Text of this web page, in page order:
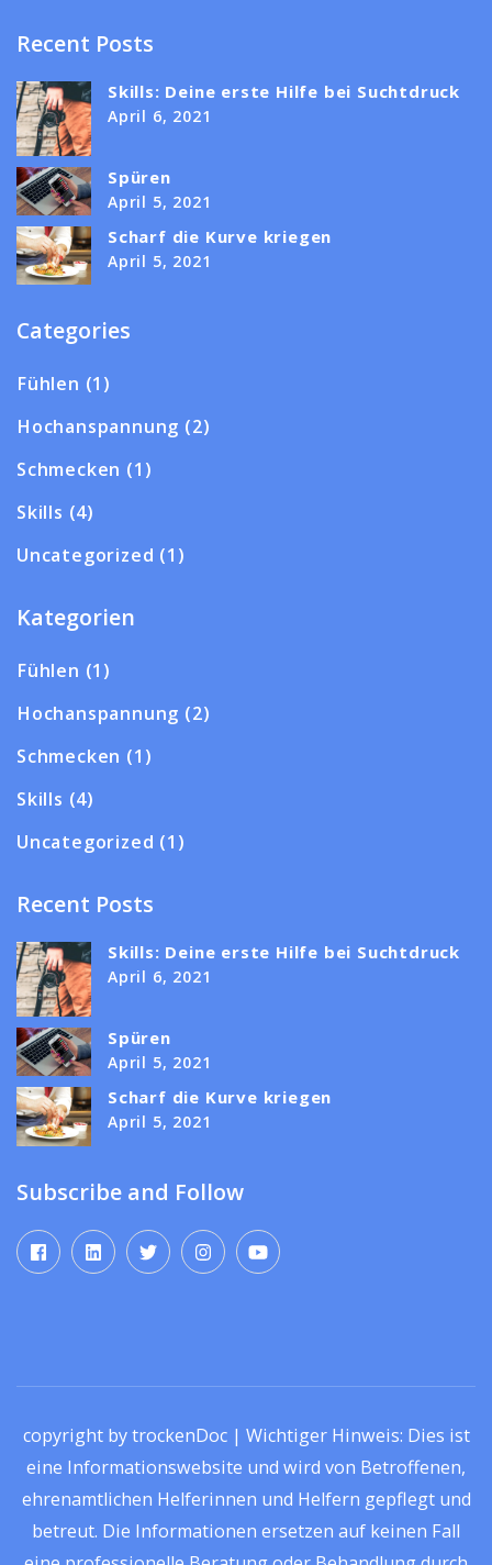
Recent Posts
Skills: Deine erste Hilfe bei Suchtdruck
April 6, 2021
Spüren
April 5, 2021
Scharf die Kurve kriegen
April 5, 2021
Categories
Fühlen (1)
Hochanspannung (2)
Schmecken (1)
Skills (4)
Uncategorized (1)
Kategorien
Fühlen (1)
Hochanspannung (2)
Schmecken (1)
Skills (4)
Uncategorized (1)
Recent Posts
Skills: Deine erste Hilfe bei Suchtdruck
April 6, 2021
Spüren
April 5, 2021
Scharf die Kurve kriegen
April 5, 2021
Subscribe and Follow
copyright by trockenDoc | Wichtiger Hinweis: Dies ist
eine Informationswebsite und wird von Betroffenen,
ehrenamtlichen Helferinnen und Helfern gepflegt und
betreut. Die Informationen ersetzen auf keinen Fall